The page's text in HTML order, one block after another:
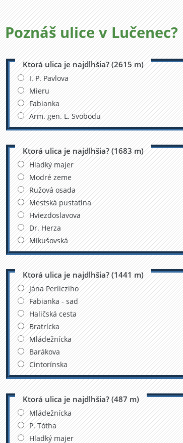
Poznáš ulice vLučenec?
Ktorá ulica je najdlhšia? (2615 m)
I. P. Pavlova
Mieru
Fabianka
Arm. gen. L. Svobodu
Ktorá ulica je najdlhšia? (1683 m)
Hladký majer
Modré zeme
Ružová osada
Mestská pustatina
Hviezdoslavova
Dr. Herza
Mikušovská
Ktorá ulica je najdlhšia? (1441 m)
Jána Perlicziho
Fabianka - sad
Haličská cesta
Bratrícka
Mládežnícka
Barákova
Cintorínska
Ktorá ulica je najdlhšia? (487 m)
Mládežnícka
P. Tótha
Hladký majer